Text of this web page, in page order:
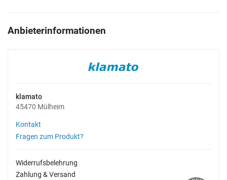
Anbieterinformationen
klamato
45470 Mülheim
Kontakt
Fragen zum Produkt?
Widerrufsbelehrung
Zahlung & Versand